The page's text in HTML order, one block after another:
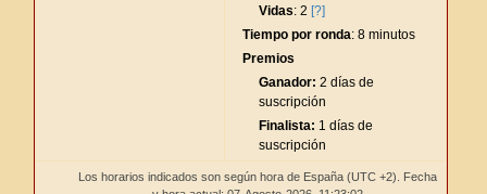
Vidas: 2 [?]
Tiempo por ronda: 8 minutos
Premios
Ganador: 2 días de
suscripción
Finalista: 1 días de
suscripción
Los horarios indicados son según hora de España (UTC +2). Fecha